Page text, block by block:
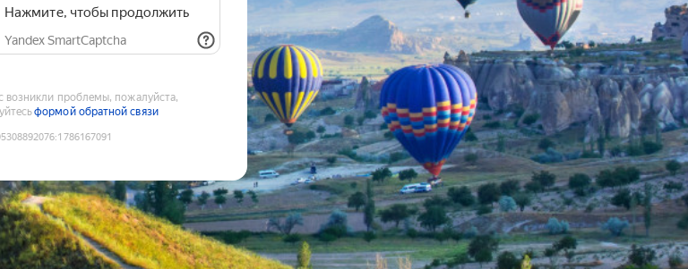
Нажмите, чтобы продолжить
Yandex SmartCaptcha
возникли проблемы, пожалуйста,
формой обратной связи
:1786167091